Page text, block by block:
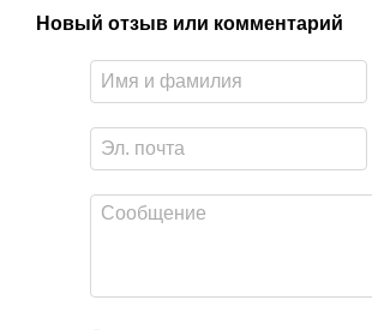
Новый отзыв или комментарий